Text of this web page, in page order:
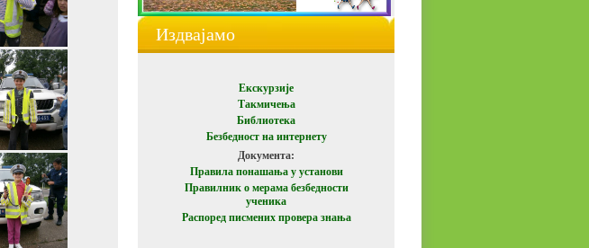
Издвајамо
Екскурзијe
Такмичења
Библиотека
Безбедност на интернету
Документа:
Правила понашања у установи
Правилник о мерама безбедности
ученика
Распоред писмених провера знања